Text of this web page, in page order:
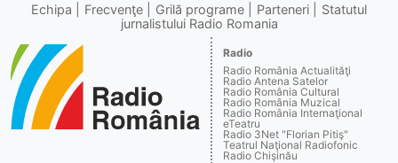
Echipa Frecvenţe Grilă programe Parteneri
Statutul
jurnalistului Radio Romania
Radio
Radio România Actualităţi
Radio Antena Satelor
Radio România Cultural
Radio România Muzical
Radio România Internaţional
eTeatru
Radio 3Net "Florian Pitiş"
Teatrul Naţional Radiofonic
Radio Chişinău